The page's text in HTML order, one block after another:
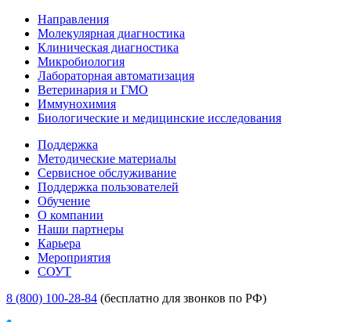
Направления
Молекулярная диагностика
Клиническая диагностика
Микробиология
Лабораторная автоматизация
Ветеринария и ГМО
Иммунохимия
Биологические и медицинские исследования
Поддержка
Методические материалы
Сервисное обслуживание
Поддержка пользователей
Обучение
О компании
Наши партнеры
Карьера
Мероприятия
СОУТ
8 (800) 100-28-84 (бесплатно для звонков по РФ)